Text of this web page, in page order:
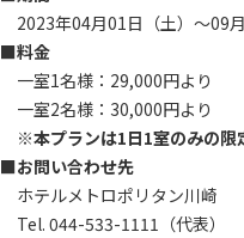
2023年04月01日（土）〜09月
■料金
一室1名様：29,000円より
一室2名様：30,000円より
※本プランは1日1室のみの限
■お問い合わせ先
ホテルメトロポリタン川崎
Tel. 044-533-1111（代表）